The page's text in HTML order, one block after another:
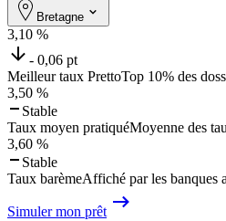
Bretagne
3,10 %
- 0,06 pt
Meilleur taux PrettoTop 10% des
3,50 %
Stable
Taux moyen pratiquéMoyenne des
3,60 %
Stable
Taux barèmeAffiché par les banques
Simuler mon prêt